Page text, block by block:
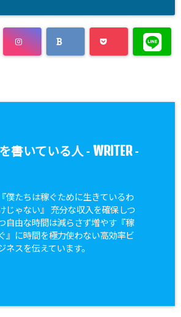
書いている人 - WRITER-
『僕たちは稼ぐために生きているわ
じゃない』 充分な収入を確保しつ
自由な時間は減らさず増やす『稼
』に時間を極力使わない高効率ビ
ネスを伝えています。